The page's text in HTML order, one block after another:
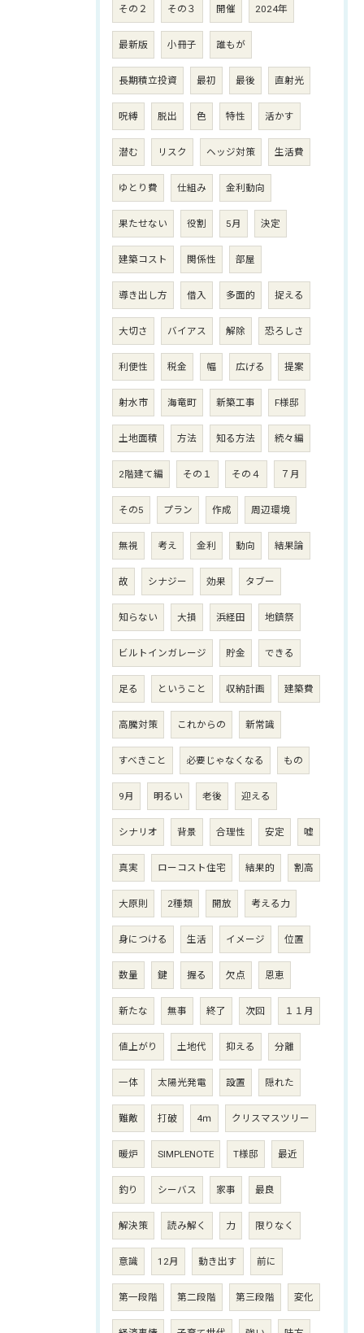
その２ その３ 開催 2024年
最新版 小冊子 誰もが
長期積立投資 最初 最後 直射光
呪縛 脱出 色 特性 活かす
潜む リスク ヘッジ対策 生活費
ゆとり費 仕組み 金利動向
果たせない 役割 5月 決定
建築コスト 関係性 部屋
導き出し方 借入 多面的 捉える
大切さ バイアス 解除 恐ろしさ
利便性 税金 幅 広げる 提案
射水市 海竜町 新築工事 F様邸
土地面積 方法 知る方法 続々編
2階建て編 その１ その４ ７月
その5 プラン 作成 周辺環境
無視 考え 金利 動向 結果論
故 シナジー 効果 タブー
知らない 大損 浜経田 地鎮祭
ビルトインガレージ 貯金 できる
足る ということ 収納計画 建築費
高騰対策 これからの 新常識
すべきこと 必要じゃなくなる もの
9月 明るい 老後 迎える
シナリオ 背景 合理性 安定 嘘
真実 ローコスト住宅 結果的 割高
大原則 2種類 開放 考える力
身につける 生活 イメージ 位置
数量 鍵 握る 欠点 恩恵
新たな 無事 終了 次回 １１月
値上がり 土地代 抑える 分離
一体 太陽光発電 設置 隠れた
難敵 打破 4ｍ クリスマスツリー
暖炉 SIMPLENOTE T様邸 最近
釣り シーバス 家事 最良
解決策 読み解く 力 限りなく
意識 12月 動き出す 前に
第一段階 第二段階 第三段階 変化